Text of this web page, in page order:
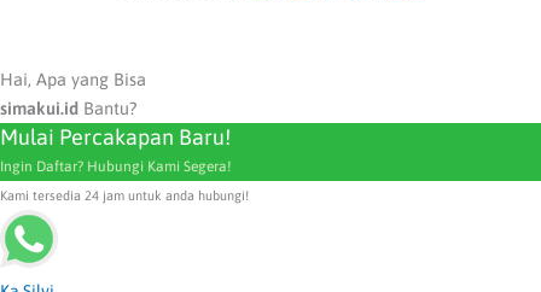
Hai, Apa yang Bisa
simakui.id Bantu?
Mulai Percakapan Baru!
Ingin Daftar? Hubungi Kami Segera!
Kami tersedia 24 jam untuk anda hubungi!